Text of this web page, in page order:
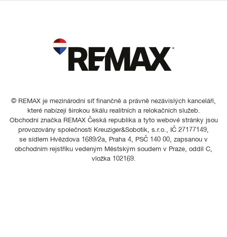
© REMAX je mezinárodní síť finančně a právně nezávislých kanceláří,
které nabízejí širokou škálu realitních a relokačních služeb.
Obchodní značka REMAX Česká republika a tyto webové stránky jsou
provozovány společností Kreuziger&Sobotik, s.r.o., IČ 27177149,
se sídlem Hvězdova 1689/2a, Praha 4, PSČ 140 00, zapsanou v
obchodním rejstříku vedeným Městským soudem v Praze, oddíl C,
vložka 102169.